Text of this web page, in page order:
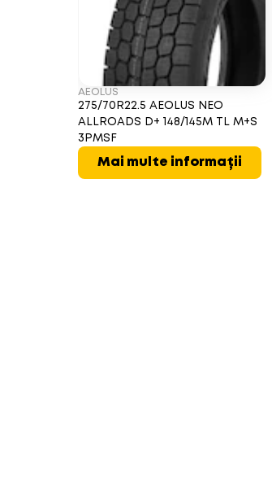
AEOLUS
275/70R22.5 AEOLUS NEO
ALLROADS D+ 148/145M TL M+S
3PMSF
Mai multe informații